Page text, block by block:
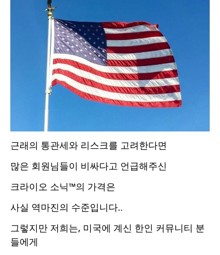
근래의 통관세와 리스크를 고려한다면
많은 회원님들이 비싸다고 언급해주신
크라이오 소닉™의 가격은
사실 역마진의 수준입니다..
그렇지만 저희는, 미국에 계신 한인 커뮤니티 분
들에게